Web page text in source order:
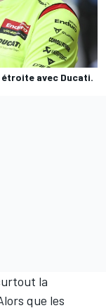
avec Ducati.
la
que les